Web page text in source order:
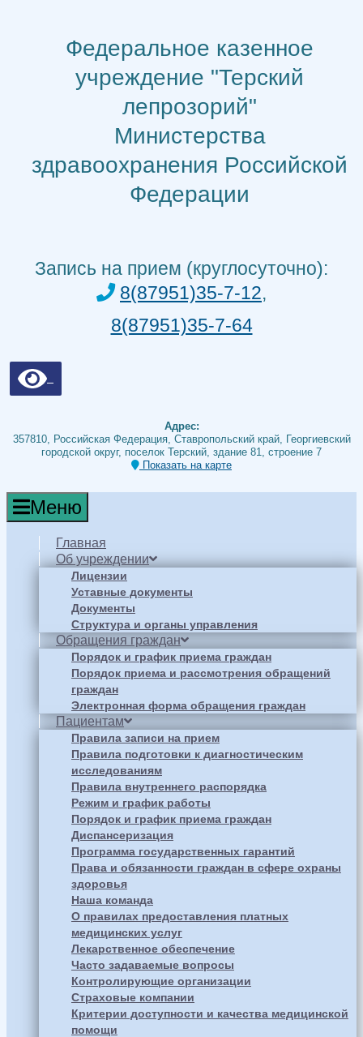
содержимомуФедеральное казенное
учреждение "Терский
лепрозорий"
Министерства
здравоохранения Российской
Федерации
Запись на прием (круглосуточно):
8(87951)35-7-12,
8(87951)35-7-64
Адрес:
357810, Российская Федерация, Ставропольский край, Георгиевский
городской округ, поселок Терский, здание 81, строение 7
Показать на карте
Меню
Главная
Об учреждении
Лицензии
Уставные документы
Документы
Структура и органы управления
Обращения граждан
Порядок и график приема граждан
Порядок приема и рассмотрения обращений
граждан
Электронная форма обращения граждан
Пациентам
Правила записи на прием
Правила подготовки к диагностическим
исследованиям
Правила внутреннего распорядка
Режим и график работы
Порядок и график приема граждан
Диспансеризация
Программа государственных гарантий
Права и обязанности граждан в сфере охраны
здоровья
Наша команда
О правилах предоставления платных
медицинских услуг
Лекарственное обеспечение
Часто задаваемые вопросы
Контролирующие организации
Страховые компании
Критерии доступности и качества медицинской
помощи